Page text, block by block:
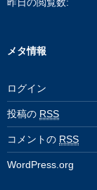
昨日の閲覧数:
メタ情報
ログイン
投稿の RSS
コメントの RSS
WordPress.org